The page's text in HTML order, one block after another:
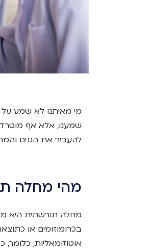
מי מאיתנו לא שמע
שמענו, אלא אף
להעביר את הגנים
מהי מחלה
מחלה תורשתית היא
בכרומוזומים או